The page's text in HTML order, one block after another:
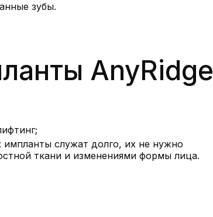
зубы.
служат долго, их не нужно
ткани и изменениями формы лица.
AnyRidge